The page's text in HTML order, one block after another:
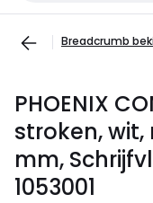
Breadcrumb
PHOENIX
stroken, wit,
mm,
1053001